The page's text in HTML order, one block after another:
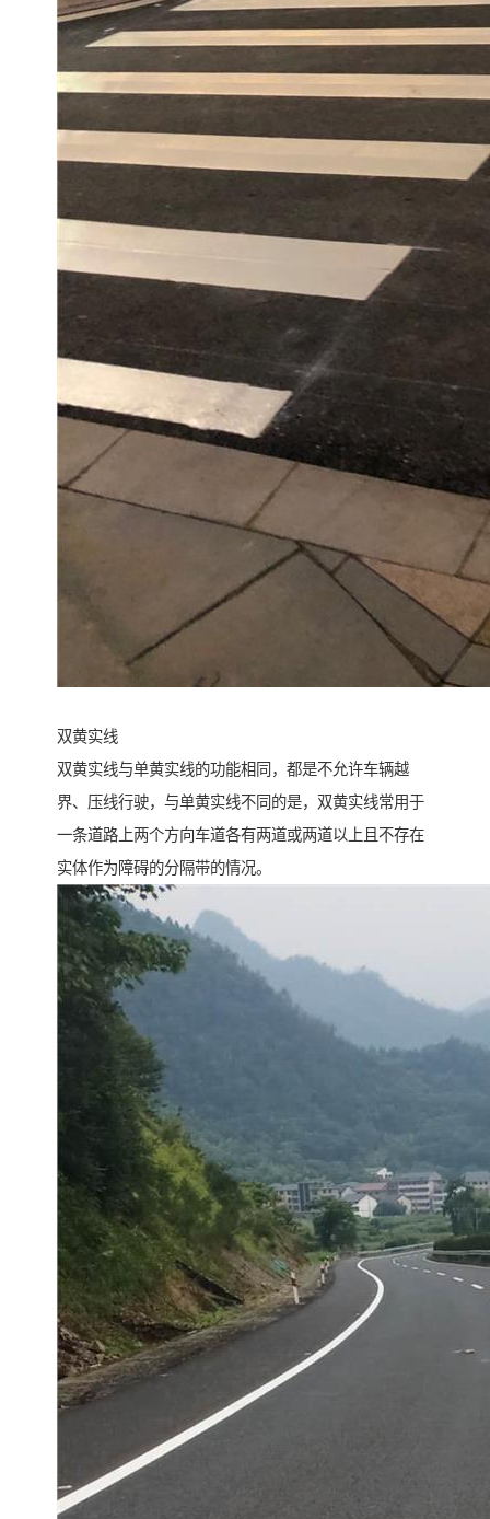
双黄实线
双黄实线与单黄实线的功能相同，都是不允许车辆越
界、压线行驶，与单黄实线不同的是，双黄实线常用于
一条道路上两个方向车道各有两道或两道以上且不存在
实体作为障碍的分隔带的情况。